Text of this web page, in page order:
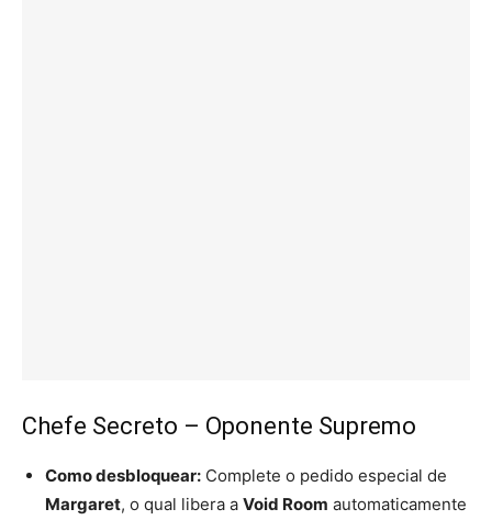
Chefe Secreto – Oponente Supremo
Como desbloquear: Complete o pedido especial de
Margaret, o qual libera a Void Room automaticamente